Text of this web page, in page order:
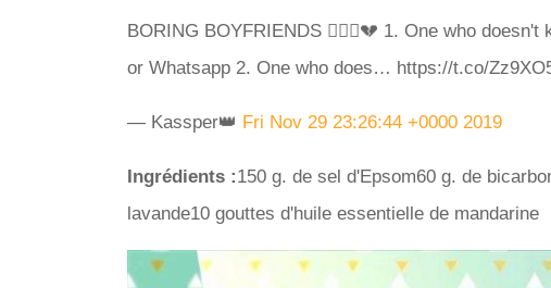
BORING BOYFRIENDS 🤦🏽‍♀️💔 1. One who
or Whatsapp 2. One who does… https://t.co/
— Kassper👑 Fri Nov 29 23:26:44 +0000 2019
Ingrédients :150 g. de sel d'Epsom60 g. de
lavande10 gouttes d'huile essentielle de mandarine